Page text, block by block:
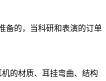
备的，当科研和表演的订单
的材质、耳挂弯曲、结构